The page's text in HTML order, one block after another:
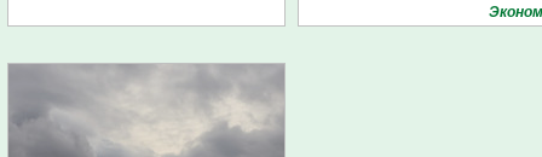
поселений с помощью